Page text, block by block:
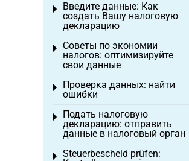
Введите данные: Как
создать Вашу налоговую
декларацию
Toggle menu
Советы по экономии
налогов: оптимизируйте
свои данные
Toggle menu
Проверка данных: найти
ошибки
Toggle menu
Подать налоговую
декларацию: отправить
данные в налоговый орган
Toggle menu
Steuerbescheid prüfen:
Toggle menu